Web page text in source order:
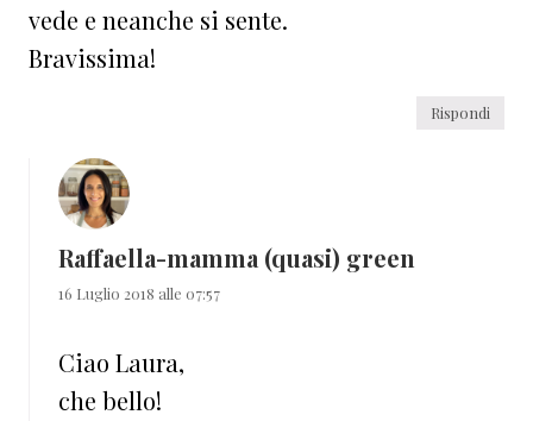
vede e neanche si sente.
Bravissima!
Rispondi
Raffaella-mamma (quasi) green
16 Luglio 2018 alle 07:57
Ciao Laura,
che bello!